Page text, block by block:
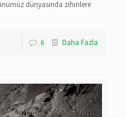
dünyasında zihinlere
6 Daha Fazla